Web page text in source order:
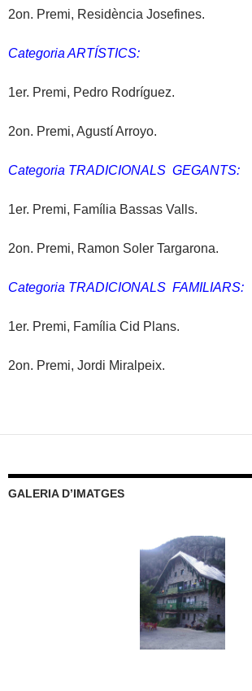
2on. Premi, Residència Josefines.
Categoria ARTÍSTICS:
1er. Premi, Pedro Rodríguez.
2on. Premi, Agustí Arroyo.
Categoria TRADICIONALS GEGANTS:
1er. Premi, Família Bassas Valls.
2on. Premi, Ramon Soler Targarona.
Categoria TRADICIONALS FAMILIARS:
1er. Premi, Família Cid Plans.
2on. Premi, Jordi Miralpeix.
GALERIA D’IMATGES